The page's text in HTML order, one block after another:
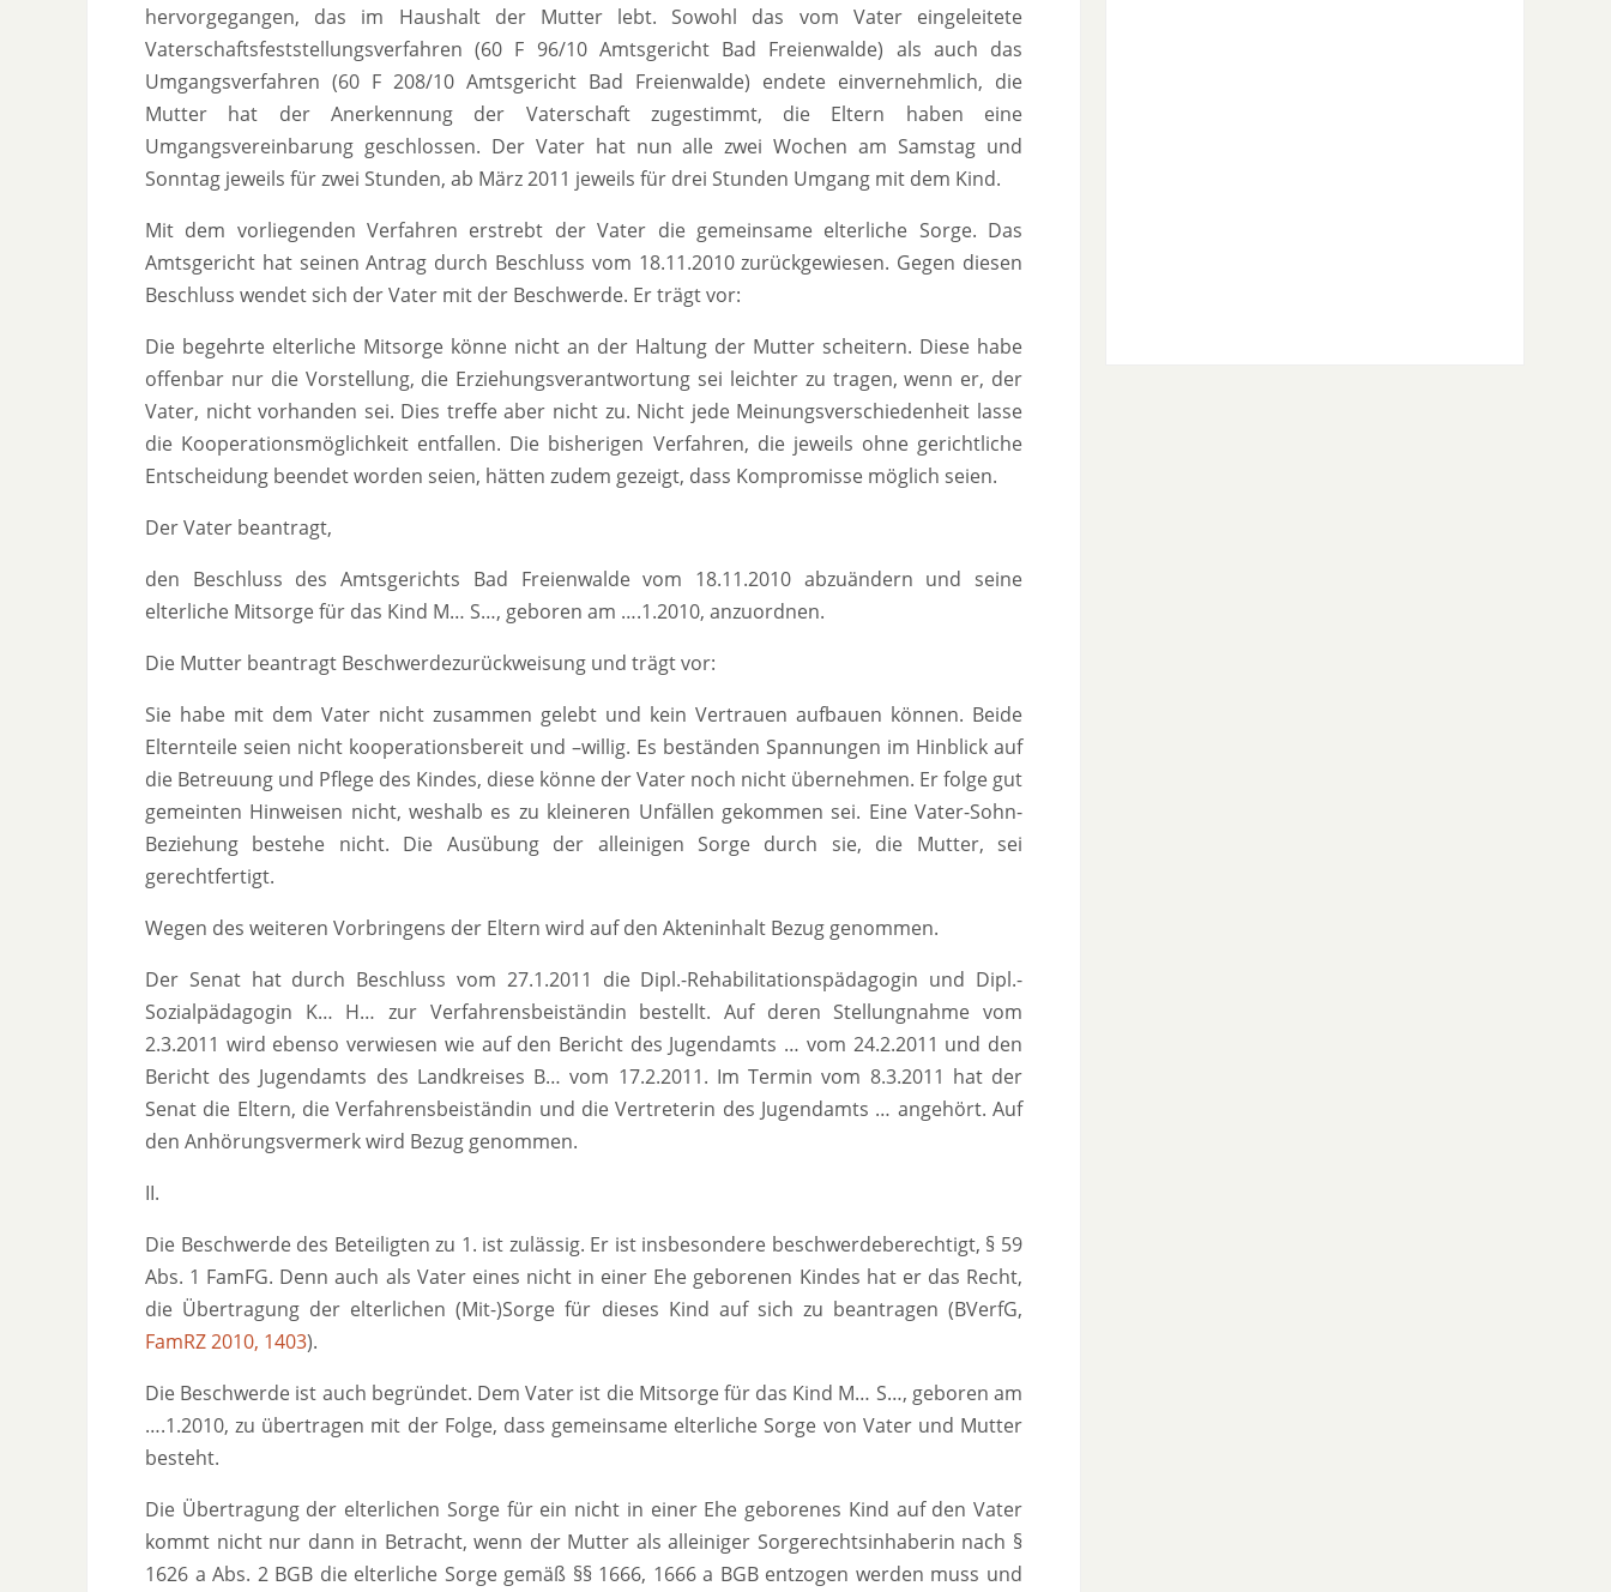
hervorgegangen, das im Haushalt der Mutter lebt. Sowohl das vom Vater eingeleitete
Vaterschaftsfeststellungsverfahren (60 F 96/10 Amtsgericht Bad Freienwalde) als auch das
Umgangsverfahren (60 F 208/10 Amtsgericht Bad Freienwalde) endete einvernehmlich, die
Mutter hat der Anerkennung der Vaterschaft zugestimmt, die Eltern haben eine
Umgangsvereinbarung geschlossen. Der Vater hat nun alle zwei Wochen am Samstag und
Sonntag jeweils für zwei Stunden, ab März 2011 jeweils für drei Stunden Umgang mit dem Kind.
Mit dem vorliegenden Verfahren erstrebt der Vater die gemeinsame elterliche Sorge. Das
Amtsgericht hat seinen Antrag durch Beschluss vom 18.11.2010 zurückgewiesen. Gegen diesen
Beschluss wendet sich der Vater mit der Beschwerde. Er trägt vor:
Die begehrte elterliche Mitsorge könne nicht an der Haltung der Mutter scheitern. Diese habe
offenbar nur die Vorstellung, die Erziehungsverantwortung sei leichter zu tragen, wenn er, der
Vater, nicht vorhanden sei. Dies treffe aber nicht zu. Nicht jede Meinungsverschiedenheit lasse
die Kooperationsmöglichkeit entfallen. Die bisherigen Verfahren, die jeweils ohne gerichtliche
Entscheidung beendet worden seien, hätten zudem gezeigt, dass Kompromisse möglich seien.
Der Vater beantragt,
den Beschluss des Amtsgerichts Bad Freienwalde vom 18.11.2010 abzuändern und seine
elterliche Mitsorge für das Kind M… S…, geboren am ….1.2010, anzuordnen.
Die Mutter beantragt Beschwerdezurückweisung und trägt vor:
Sie habe mit dem Vater nicht zusammen gelebt und kein Vertrauen aufbauen können. Beide
Elternteile seien nicht kooperationsbereit und –willig. Es beständen Spannungen im Hinblick auf
die Betreuung und Pflege des Kindes, diese könne der Vater noch nicht übernehmen. Er folge gut
gemeinten Hinweisen nicht, weshalb es zu kleineren Unfällen gekommen sei. Eine Vater-Sohn-
Beziehung bestehe nicht. Die Ausübung der alleinigen Sorge durch sie, die Mutter, sei
gerechtfertigt.
Wegen des weiteren Vorbringens der Eltern wird auf den Akteninhalt Bezug genommen.
Der Senat hat durch Beschluss vom 27.1.2011 die Dipl.-Rehabilitationspädagogin und Dipl.-
Sozialpädagogin K… H… zur Verfahrensbeiständin bestellt. Auf deren Stellungnahme vom
2.3.2011 wird ebenso verwiesen wie auf den Bericht des Jugendamts … vom 24.2.2011 und den
Bericht des Jugendamts des Landkreises B… vom 17.2.2011. Im Termin vom 8.3.2011 hat der
Senat die Eltern, die Verfahrensbeiständin und die Vertreterin des Jugendamts … angehört. Auf
den Anhörungsvermerk wird Bezug genommen.
II.
Die Beschwerde des Beteiligten zu 1. ist zulässig. Er ist insbesondere beschwerdeberechtigt, § 59
Abs. 1 FamFG. Denn auch als Vater eines nicht in einer Ehe geborenen Kindes hat er das Recht,
die Übertragung der elterlichen (Mit-)Sorge für dieses Kind auf sich zu beantragen (BVerfG,
FamRZ 2010, 1403).
Die Beschwerde ist auch begründet. Dem Vater ist die Mitsorge für das Kind M… S…, geboren am
….1.2010, zu übertragen mit der Folge, dass gemeinsame elterliche Sorge von Vater und Mutter
besteht.
Die Übertragung der elterlichen Sorge für ein nicht in einer Ehe geborenes Kind auf den Vater
kommt nicht nur dann in Betracht, wenn der Mutter als alleiniger Sorgerechtsinhaberin nach §
1626 a Abs. 2 BGB die elterliche Sorge gemäß §§ 1666, 1666 a BGB entzogen werden muss und